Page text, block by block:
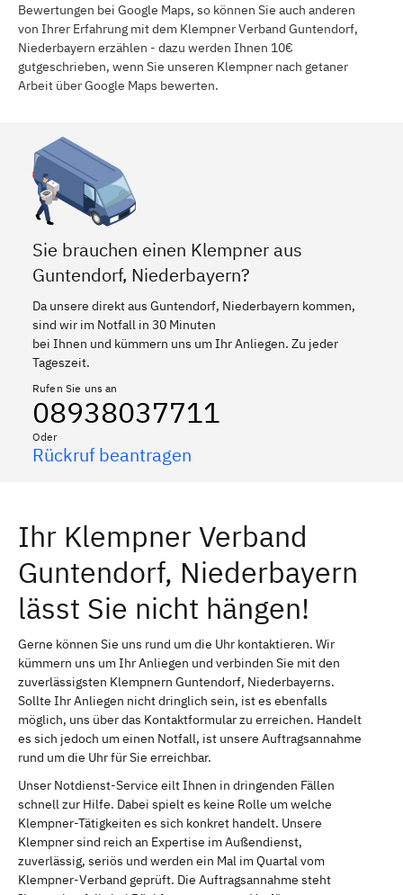
Bewertungen bei Google Maps, so können Sie auch anderen
von Ihrer Erfahrung mit dem Klempner Verband Guntendorf,
Niederbayern erzählen - dazu werden Ihnen 10€
gutgeschrieben, wenn Sie unseren Klempner nach getaner
Arbeit über Google Maps bewerten.
Sie brauchen einen Klempner aus
Guntendorf, Niederbayern?
Da unsere direkt aus Guntendorf, Niederbayern kommen,
sind wir im Notfall in 30 Minuten
bei Ihnen und kümmern uns um Ihr Anliegen. Zu jeder
Tageszeit.
Rufen Sie uns an
08938037711
Oder
Rückruf beantragen
Ihr Klempner Verband
Guntendorf, Niederbayern
lässt Sie nicht hängen!
Gerne können Sie uns rund um die Uhr kontaktieren. Wir
kümmern uns um Ihr Anliegen und verbinden Sie mit den
zuverlässigsten Klempnern Guntendorf, Niederbayerns.
Sollte Ihr Anliegen nicht dringlich sein, ist es ebenfalls
möglich, uns über das Kontaktformular zu erreichen. Handelt
es sich jedoch um einen Notfall, ist unsere Auftragsannahme
rund um die Uhr für Sie erreichbar.
Unser Notdienst-Service eilt Ihnen in dringenden Fällen
schnell zur Hilfe. Dabei spielt es keine Rolle um welche
Klempner-Tätigkeiten es sich konkret handelt. Unsere
Klempner sind reich an Expertise im Außendienst,
zuverlässig, seriös und werden ein Mal im Quartal vom
Klempner-Verband geprüft. Die Auftragsannahme steht